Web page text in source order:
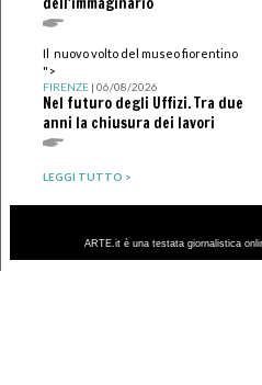
Il nuovo volto del museo fiorentino
">
FIRENZE| 06/08/2026
Nel futuro degli Uffizi. Tra due
anni la chiusura dei lavori
LEGGI TUTTO >
ARTE.it è una testata giornalistica